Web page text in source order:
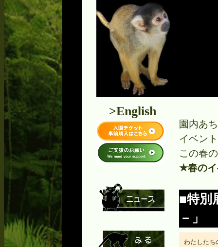
園内あ
イベン
この春
★春のイ
■特別
－」
わたしたち
>English